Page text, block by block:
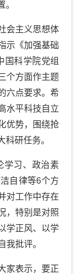
。
会主义思想体
示《加强基础
国科学院党组
个方面作主题
六点要求。希
水平科技自立
优势，围绕抢
科研任务。
学习、政治素
自律等6个方
对工作中存在
，特别是对照
学正风、以学
我批评。
表示，要正